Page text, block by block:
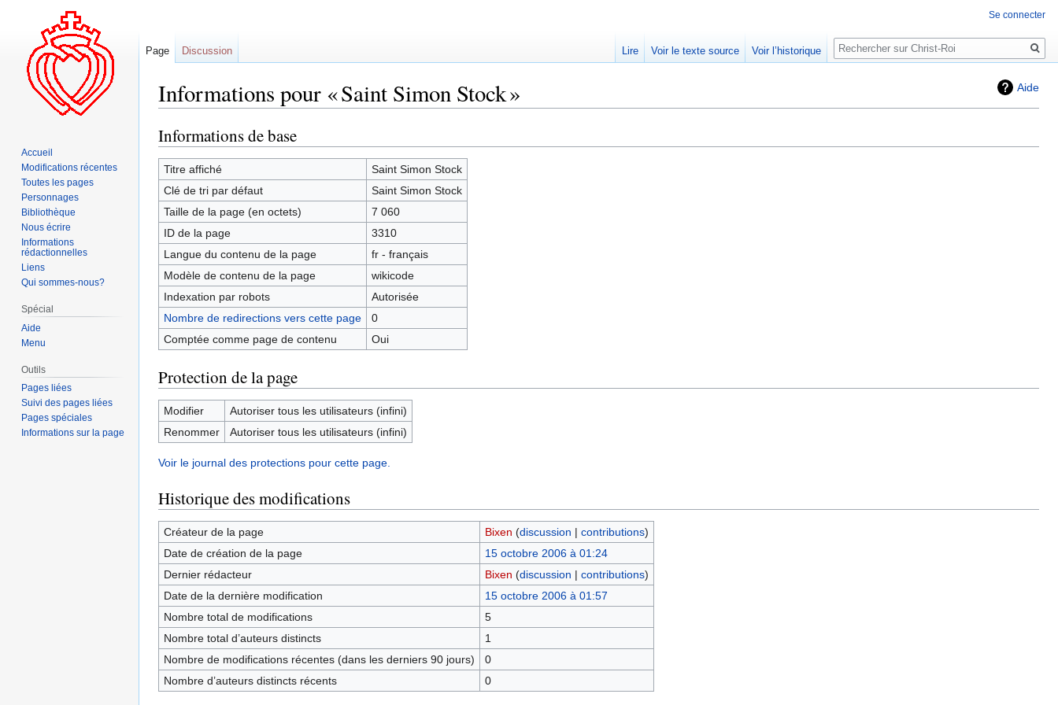
Aide
Informations pour « Saint Simon Stock »
Aller
à
la
navigation
Aller
à
la
recherche
Informations de base
Titre affiché
Saint Simon Stock
Clé de tri par défaut
Saint Simon Stock
Taille de la page (en octets)
7 060
ID de la page
3310
Langue du contenu de la page
fr - français
Modèle de contenu de la page
wikicode
Indexation par robots
Autorisée
Nombre de redirections vers cette page
0
Comptée comme page de contenu
Oui
Protection de la page
Modifier
Autoriser tous les utilisateurs (infini)
Renommer
Autoriser tous les utilisateurs (infini)
Voir le journal des protections pour cette page.
Historique des modifications
Créateur de la page Bixen (discussion | contributions)
Date de création de la page
15 octobre 2006 à 01:24
Dernier rédacteur
Bixen (discussion | contributions)
Date de la dernière modification
15 octobre 2006 à 01:57
Nombre total de modifications
5
Nombre total d’auteurs distincts
1
Nombre de modifications récentes (dans les derniers 90 jours)
0
Nombre d’auteurs distincts récents
0
Se connecter
Page Discussion Lire Voir le texte source Voir l’historique
Rechercher
Accueil
Modifications récentes
Toutes les pages
Personnages
Bibliothèque
Nous écrire
Informations
rédactionnelles
Liens
Qui sommes-nous?
Spécial
Aide
Menu
Outils
Pages liées
Suivi des pages liées
Pages spéciales
Informations sur la page